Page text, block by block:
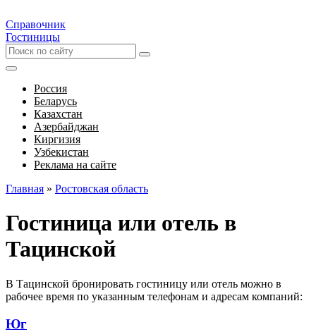
Справочник
Гостиницы
Россия
Беларусь
Казахстан
Азербайджан
Киргизия
Узбекистан
Реклама на сайте
Главная » Ростовская область
Гостиница или отель в
Тацинской
В Тацинской бронировать гостиницу или отель можно в
рабочее время по указанным телефонам и адресам компаний:
Юг